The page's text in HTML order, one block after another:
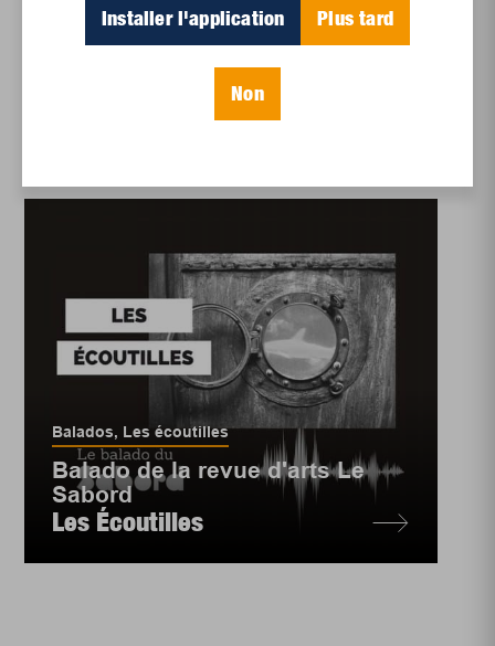
Suggestions de nos
libraires – mars 2022
Balados, Les écoutilles
Balado de la revue d'arts Le
Sabord
Les Écoutilles
Installer l'application Plus tard
Non